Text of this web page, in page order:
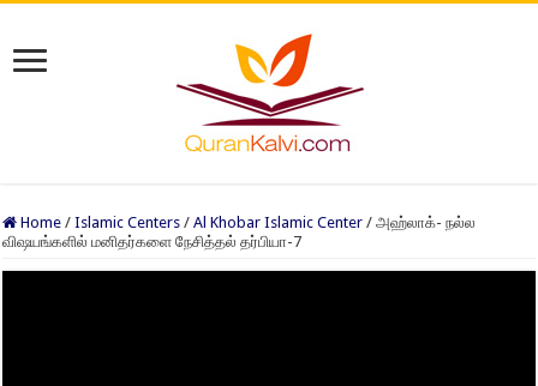
Home / Islamic Centers / Al Khobar Islamic Center / அஹ்லாக்- நல்ல
விஷயங்களில் மனிதர்களை நேசித்தல் தர்பியா-7